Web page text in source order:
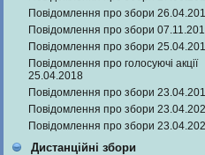
Повідомлення про збори
Повідомлення про збори
Повідомлення про збори
Повідомлення про голосуючі акції
25.04.2018
Повідомлення про збори
Повідомлення про збори
Повідомлення про збори
Дистанційні збори